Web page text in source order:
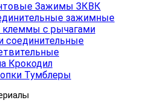
Зажимы ЗКВК
зажимные
с рычагами
соединительные
Крокодил
Тумблеры